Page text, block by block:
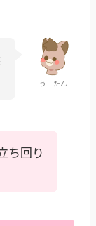
うーたん
ち回り